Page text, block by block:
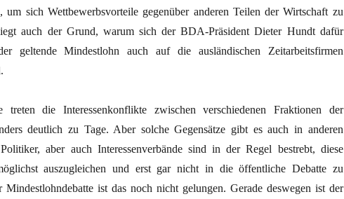
um sich Wettbewerbsvorteile gegenüber anderen Teilen der Wirtschaft zu
auch der Grund, warum sich der BDA-Präsident Dieter Hundt dafür
geltende Mindestlohn auch auf die ausländischen Zeitarbeitsfirmen
treten die Interessenkonflikte zwischen verschiedenen Fraktionen der
deutlich zu Tage. Aber solche Gegensätze gibt es auch in anderen
aber auch Interessenverbände sind in der Regel bestrebt, diese
auszugleichen und erst gar nicht in die öffentliche Debatte zu
ist das noch nicht gelungen. Gerade deswegen ist der